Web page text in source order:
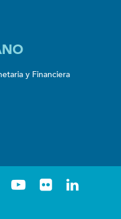
y Financiera